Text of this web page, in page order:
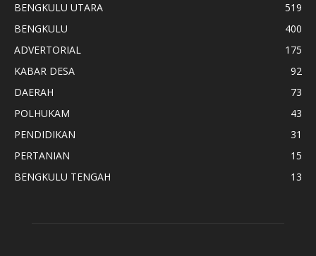
BENGKULU UTARA
519
BENGKULU
400
ADVERTORIAL
175
KABAR DESA
92
DAERAH
73
POLHUKAM
43
PENDIDIKAN
31
PERTANIAN
15
BENGKULU TENGAH
13